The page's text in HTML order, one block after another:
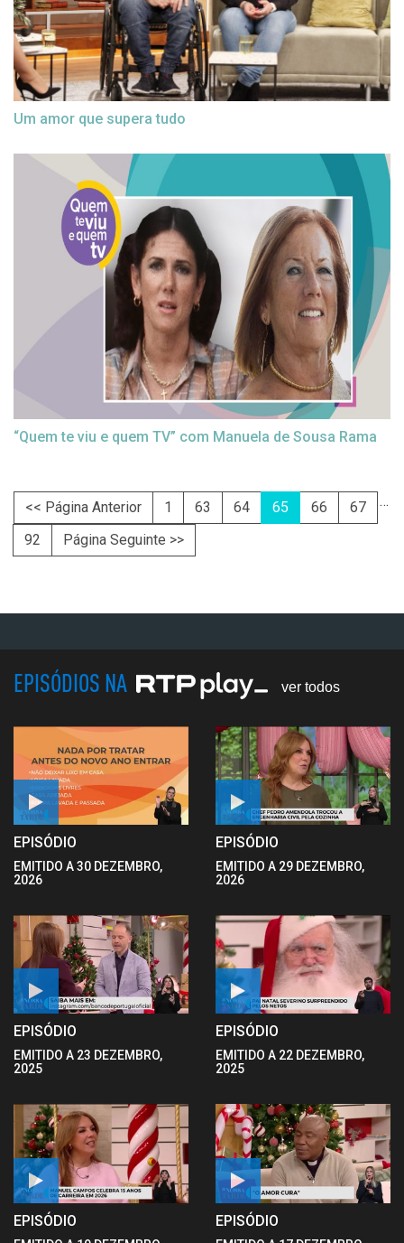
Um amor que supera tudo
“Quem te viu e quem TV” com Manuela de Sousa Rama
<< Página Anterior 1 …
63 64 65 66
67
92
Página Seguinte >>
EPISÓDIOS NA ver todos
EPISÓDIO
EMITIDO A 30 DEZEMBRO,
2026
EPISÓDIO
EMITIDO A 29 DEZEMBRO,
2026
EPISÓDIO
EMITIDO A 23 DEZEMBRO,
2025
EPISÓDIO
EMITIDO A 22 DEZEMBRO,
2025
EPISÓDIO EPISÓDIO